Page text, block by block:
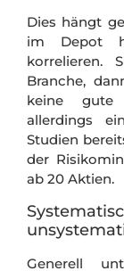
Dies hängt
im Depot
korrelieren.
Branche,
keine gute
allerdings
Studien
der
ab 20 Aktien.
Generell